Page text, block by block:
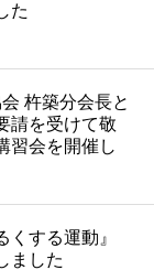
た
杵築分会長と
請を受けて敬
習会を開催し
くする運動』
ました